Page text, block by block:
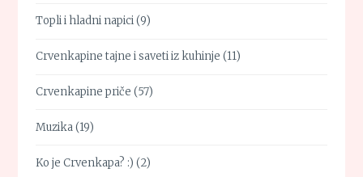
Topli i hladni napici(9)
Crvenkapine tajne i saveti iz kuhinje (11)
Crvenkapine priče (57)
Muzika(19)
Ko je Crvenkapa? :) (2)